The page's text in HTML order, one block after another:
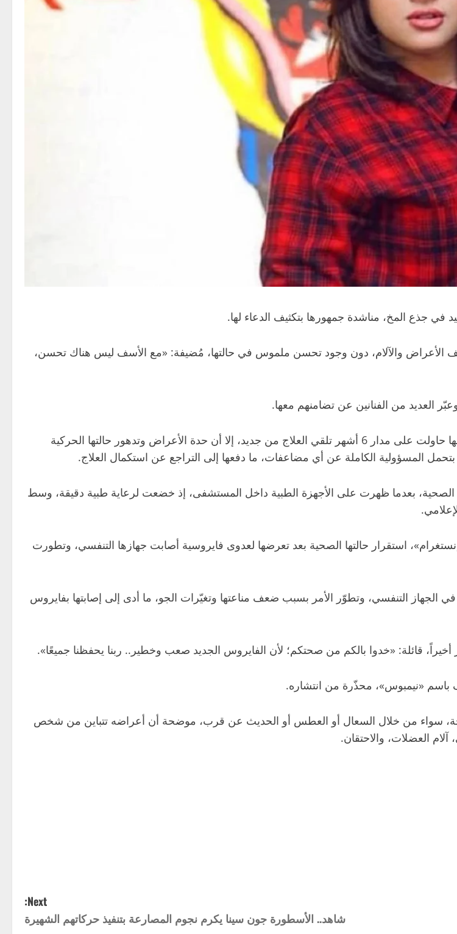
في جذع المخ، مناشدة جمهورها بتكثيف الدعاء لها.
الأعراض والآلام، دون وجود تحسن ملموس في حالتها، مُضيفة: «مع الأسف ليس هناك تحسن،
العديد من الفنانين عن تضامنهم معها.
وأعلنت عبدالله في وقت سابق إصابتها للمرة الثانية بورم في المخ، موضحة أنها حاولت على مدار 6 أشهر تلقي العلاج من جديد، إلا أن حدة الأعراض وتدهور حالتها الحركية
المسؤولية الكاملة عن أي مضاعفات، ما دفعها إلى التراجع عن استكمال العلاج.
الصحية، بعدما ظهرت على الأجهزة الطبية داخل المستشفى، إذ خضعت لرعاية طبية دقيقة، وسط
استقرار حالتها الصحية بعد تعرضها لعدوى فايروسية أصابت جهازها التنفسي، وتطورت
التنفسي، وتطوّر الأمر بسبب ضعف مناعتها وتغيّرات الجو، ما أدى إلى إصابتها بفايروس
قائلة: «خدوا بالكم من صحتكم؛ لأن الفايروس الجديد صعب وخطير.. ربنا يحفظنا جميعًا».
«نيمبوس»، محذّرة من انتشاره.
الجائحة، سواء من خلال السعال أو العطس أو الحديث عن قرب، موضحة أن أعراضه تتباين من شخص
العضلات، والاحتقان.
Next:
شاهد.. الأسطورة جون سينا يكرم نجوم المصارعة بتنفيذ حركاتهم الشهيرة